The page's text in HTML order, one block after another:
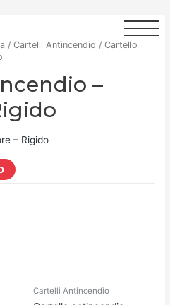
/Cartelli Antincendio / Cartello
–
– Rigido
Cartelli Antincendio